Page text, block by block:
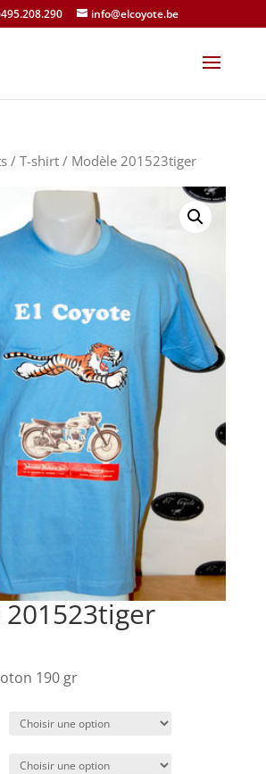
info@elcoyote.be
/ T-shirt/ Modèle 201523tiger
190 gr